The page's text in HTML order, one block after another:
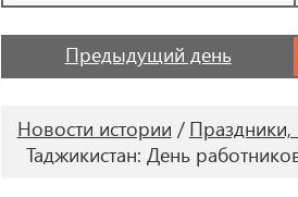
Предыдущий день
Новости истории
Таджикистан: День